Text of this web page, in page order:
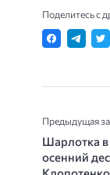
Поделитесь с
Предыдущая
Шарлотка
осенний